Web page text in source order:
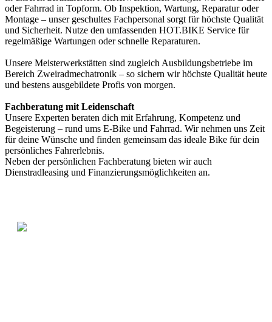
oder Fahrrad in Topform. Ob Inspektion, Wartung, Reparatur oder
Montage – unser geschultes Fachpersonal sorgt für höchste Qualität
und Sicherheit. Nutze den umfassenden HOT.BIKE Service für
regelmäßige Wartungen oder schnelle Reparaturen.
Unsere Meisterwerkstätten sind zugleich Ausbildungsbetriebe im
Bereich Zweiradmechatronik – so sichern wir höchste Qualität heute
und bestens ausgebildete Profis von morgen.
Fachberatung mit Leidenschaft
Unsere Experten beraten dich mit Erfahrung, Kompetenz und
Begeisterung – rund ums E-Bike und Fahrrad. Wir nehmen uns Zeit
für deine Wünsche und finden gemeinsam das ideale Bike für dein
persönliches Fahrerlebnis.
Neben der persönlichen Fachberatung bieten wir auch
Dienstradleasing und Finanzierungsmöglichkeiten an.